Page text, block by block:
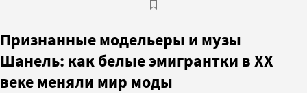
Признанные модельеры и музы
Шанель: как белые эмигрантки в XX
веке меняли мир моды